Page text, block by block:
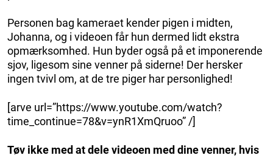
Personen bag kameraet kender pigen i midten,
Johanna, og i videoen får hun dermed lidt ekstra
opmærksomhed. Hun byder også på et imponerende
sjov, ligesom sine venner på siderne! Der hersker
ingen tvivl om, at de tre piger har personlighed!
[arve url=”https://www.youtube.com/watch?
time_continue=78&v=ynR1XmQruoo” /]
Tøv ikke med at dele videoen med dine venner, hvis